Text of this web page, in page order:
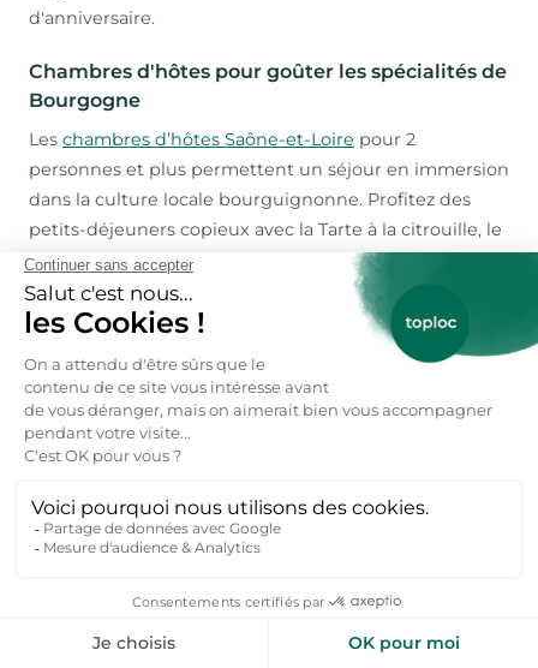
d'anniversaire.
Chambres d'hôtes pour goûter les spécialités de
Bourgogne
Les chambres d’hôtes Saône-et-Loire pour 2
personnes et plus permettent un séjour en immersion
dans la culture locale bourguignonne. Profitez des
petits-déjeuners copieux avec la Tarte à la citrouille, le
Cacou ou la Crème et beurre de Bresse et les conseils
personnalisés des hôtes. Beaucoup de ces
hébergements sont installés dans des des galeries
extérieures ou escaliers en pierre menant à l’étage. On
trouve aussi d’anciens corps de fermes rénovés en
pleine campagne saône-et-loirienne. Nos hébergeurs
vous accueillent en personne et proposent également
des produits du terroir comme les Escargots de
Bourgogne, le Bœuf Charolais, le Jambon persillé, le
Coq au vin ou l’Épogne aux grattons.
Accès Facile au coeur de la Bourgogne
Un accès direct vers Lac Saint-Point Lamartine